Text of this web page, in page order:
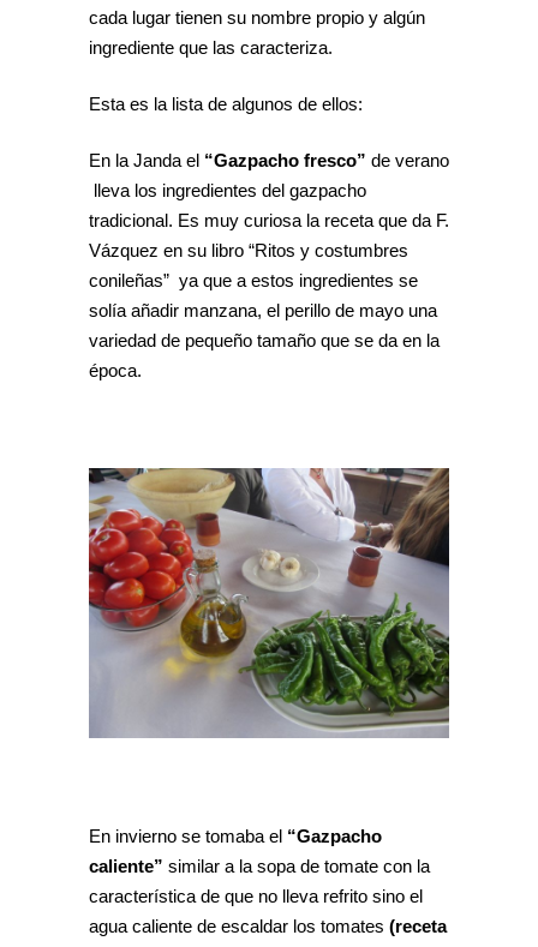
cada lugar tienen su nombre propio y algún
ingrediente que las caracteriza.
Esta es la lista de algunos de ellos:
En la Janda el “Gazpacho fresco” de verano
lleva los ingredientes del gazpacho
tradicional. Es muy curiosa la receta que da F.
Vázquez en su libro “Ritos y costumbres
conileñas” ya que a estos ingredientes se
solía añadir manzana, el perillo de mayo una
variedad de pequeño tamaño que se da en la
época.
En invierno se tomaba el “Gazpacho
caliente” similar a la sopa de tomate con la
característica de que no lleva refrito sino el
agua caliente de escaldar los tomates (receta